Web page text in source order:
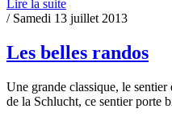
Lire la suite
/ Samedi 13 juillet 2013
Les belles randos
Une grande classique, le
de la Schlucht, ce sentier porte